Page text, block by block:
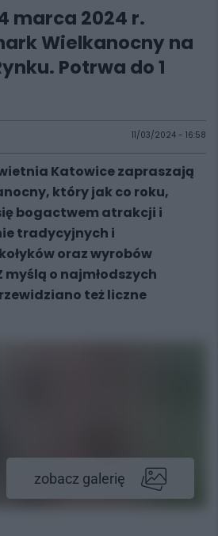
marca 2024 r.
Wielkanocny na
Potrwa do 1
11/03/2024 - 16:58
Katowice zapraszają
który jak co roku,
bogactwem atrakcji i
tradycyjnych i
oraz wyrobów
o najmłodszych
też liczne
zobacz galerię